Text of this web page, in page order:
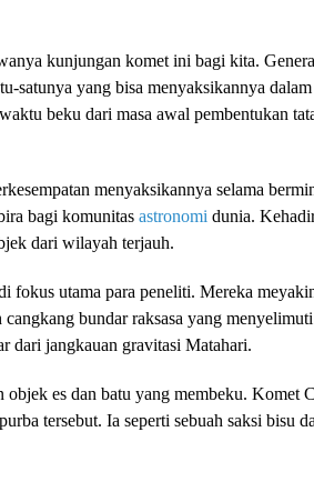
kunjungan komet ini bagi kita.
satunya yang bisa menyaksikannya
beku dari masa awal pembentukan
menyaksikannya selama
bagi komunitas astronomi dunia.
dari wilayah terjauh.
fokus utama para peneliti. Mereka
cangkang bundar raksasa yang
dari jangkauan gravitasi Matahari.
es dan batu yang membeku. Komet
tersebut. Ia seperti sebuah saksi bisu